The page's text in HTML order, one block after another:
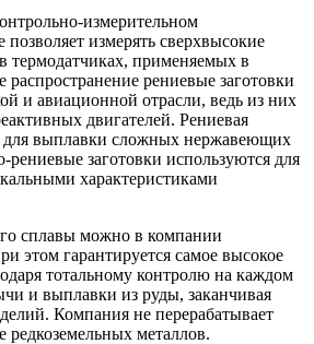
измерительном
позволяет измерять сверхвысокие
термодатчиках, применяемых в
рениевые заготовки
и авиационной отрасли, ведь из них
двигателей. Рениевая
для выплавки сложных нержавеющих
заготовки используются для
характеристиками
сплавы можно в компании
этом гарантируется самое высокое
тотальному контролю на каждом
и выплавки из руды, заканчивая
Компания не перерабатывает
редкоземельных металлов.